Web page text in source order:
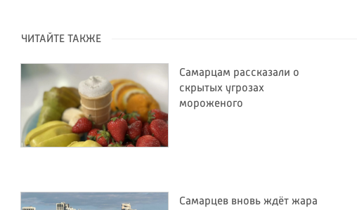
ЧИТАЙТЕ ТАКЖЕ
Самарцам рассказали о
скрытых угрозах
мороженого
Самарцев вновь ждёт жара